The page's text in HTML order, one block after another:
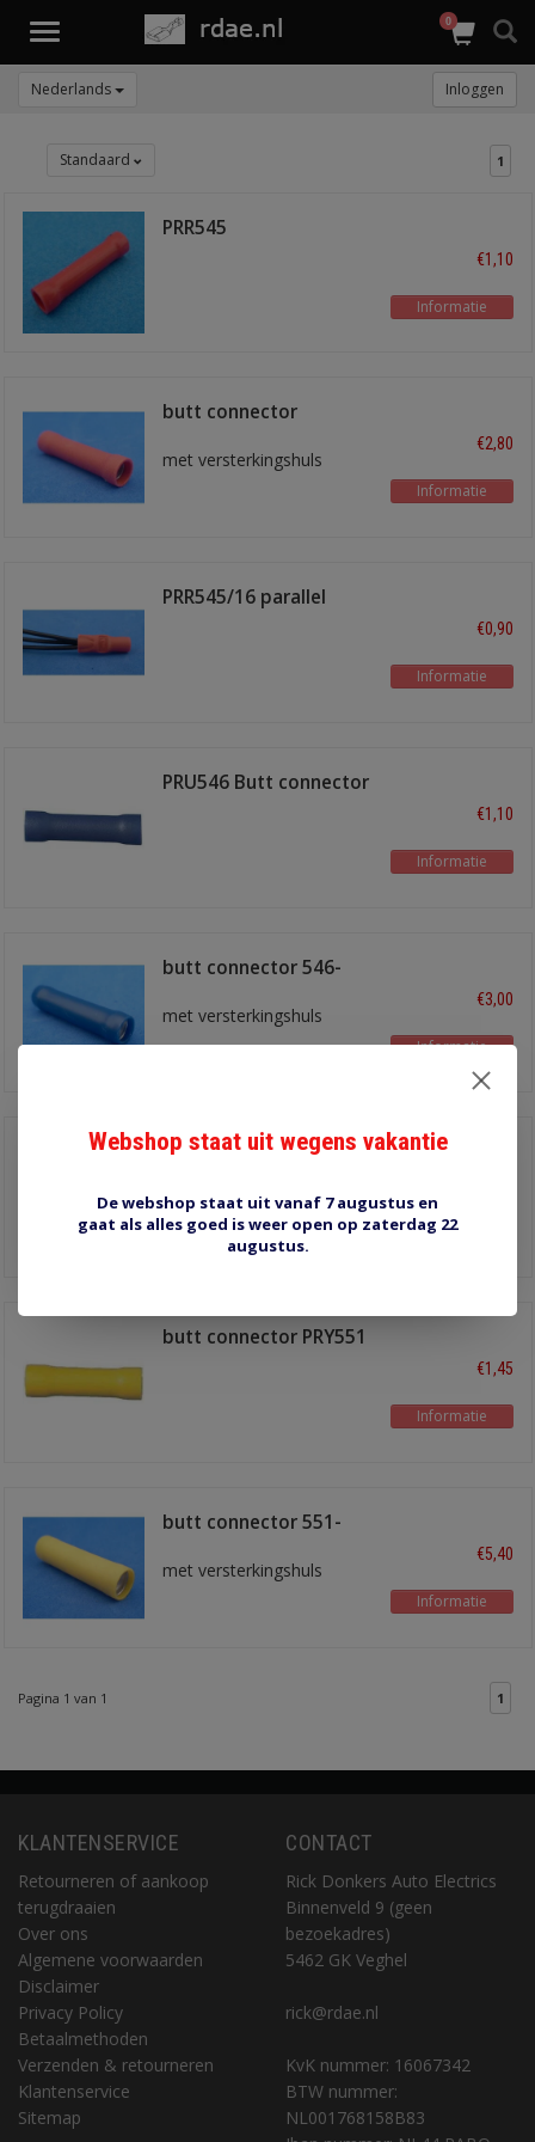
Toggle
0
Nederlands Inloggen
Standaard 1
PRR545
€1,10
Informatie
butt connector
met versterkingshuls
€2,80
Informatie
PRR545/16 parallel
€0,90
Informatie
PRU546 Butt connector
€1,10
Informatie
butt connector 546-
met versterkingshuls
€3,00
Informatie
PRU546/16 parallel
Informatie
butt connector PRY551
€1,45
Informatie
butt connector 551-
met versterkingshuls
€5,40
Informatie
Pagina 1 van 1 1
KLANTENSERVICE
Retourneren of aankoop
terugdraaien
Over ons
Algemene voorwaarden
Disclaimer
Privacy Policy
Betaalmethoden
Verzenden & retourneren
Klantenservice
Sitemap
CONTACT
Rick Donkers Auto Electrics
Binnenveld 9 (geen
bezoekadres)
5462 GK Veghel
rick@rdae.nl
KvK nummer: 16067342
BTW nummer:
NL001768158B83
Webshop staat uit wegens vakantie
De webshop staat uit vanaf 7 augustus en
gaat als alles goed is weer open op zaterdag 22
augustus.